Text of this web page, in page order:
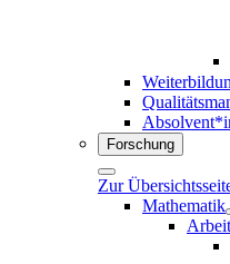
Forschung
Zur
Mathematik